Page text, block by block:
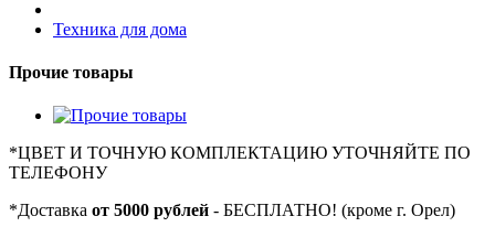
Техника для дома
Прочие товары
*ЦВЕТ И ТОЧНУЮ КОМПЛЕКТАЦИЮ УТОЧНЯЙТЕ ПО
ТЕЛЕФОНУ
*Доставка от 5000 рублей - БЕСПЛАТНО! (кроме г. Орел)